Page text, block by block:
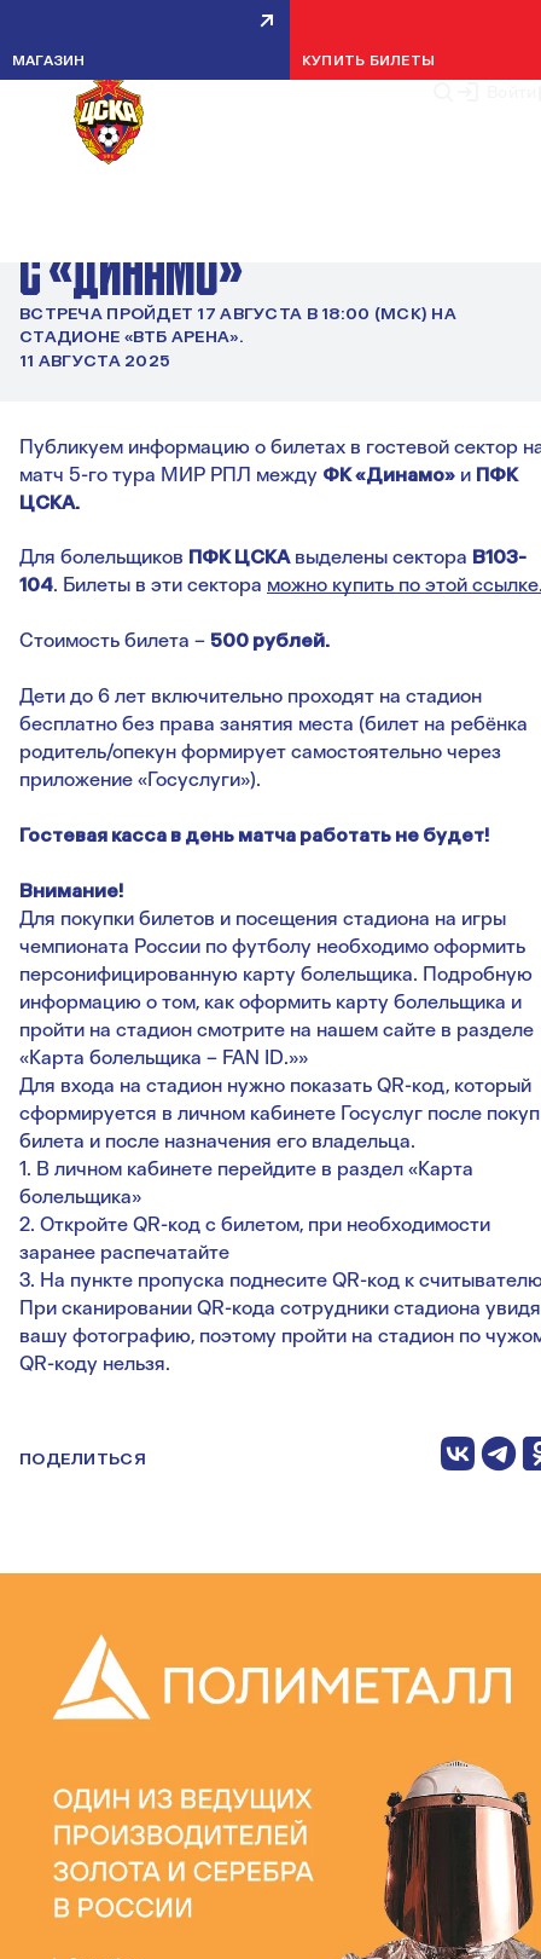
МАГАЗИН КУПИТЬ БИЛЕТЫ
ИНФОРМАЦИЯ ДЛЯ
С «ДИНАМО»
МАТЧИ
ВСТРЕЧА ПРОЙДЕТ 17 АВГУСТА В 18:00 (МСК) НА
СТАДИОНЕ «ВТБ АРЕНА».
11 АВГУСТА 2025
Публикуем информацию о билетах в гостевой сектор
матч 5-го тура МИР РПЛ между ФК «Динамо» и ПФК
ЦСКА.
Для болельщиков ПФК ЦСКАвыделены сектора В103-
104. Билеты в эти сектора можно купить по этой
Стоимость билета – 500 рублей.
Дети до 6 лет включительно проходят на стадион
бесплатно без права занятия места (билет на ребёнка
родитель/опекун формирует самостоятельно через
приложение «Госуслуги»).
Гостевая касса в день матча работать не будет!
Внимание!
Для покупки билетов и посещения стадиона на игры
чемпионата России по футболу необходимо оформить
персонифицированную карту болельщика. Подробную
информацию о том, как оформить карту болельщика и
пройти на стадион смотрите на нашем сайте в разделе
«Карта болельщика – FAN ID.»»
Для входа на стадион нужно показать QR-код, который
сформируется в личном кабинете Госуслуг после
билета и после назначения его владельца.
1. В личном кабинете перейдите в раздел «Карта
болельщика»
2. Откройте QR-код с билетом, при необходимости
заранее распечатайте
3. На пункте пропуска поднесите QR-код к
При сканировании QR-кода сотрудники стадиона
вашу фотографию, поэтому пройти на стадион по
QR-коду нельзя.
ПОДЕЛИТЬСЯ